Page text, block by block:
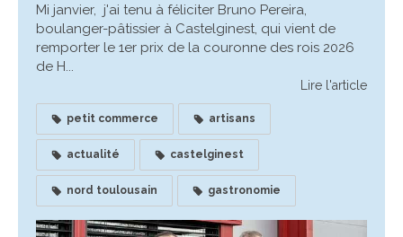
Mi janvier, j'ai tenu à féliciter Bruno Pereira,
boulanger-pâtissier à Castelginest, qui vient de
remporter le 1er prix de la couronne des rois 2026
de H...
Lire l'article
petit commerce artisans
actualité castelginest
nord toulousain gastronomie